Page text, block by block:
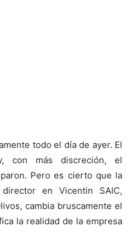
todo el día de ayer. El
con más discreción, el
Pero es cierto que la
en Vicentin SAIC,
cambia bruscamente el
la realidad de la empresa